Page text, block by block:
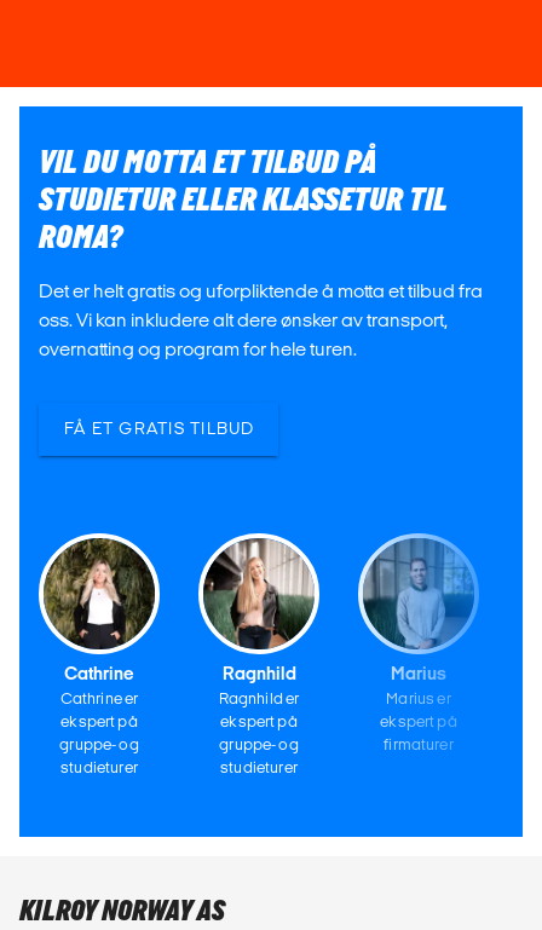
VIL DU MOTTA ET TILBUD PÅ
STUDIETUR ELLER KLASSETUR TIL
ROMA?
Det er helt gratis og uforpliktende å motta et tilbud fra
oss. Vi kan inkludere alt dere ønsker av transport,
overnatting og program for hele turen.
FÅ ET GRATIS TILBUD
Cathrine
Cathrine er
ekspert på
gruppe- og
studieturer
Ragnhild
Ragnhild er
ekspert på
gruppe- og
studieturer
Marius
Marius er
ekspert på
firmaturer
KILROY NORWAY AS